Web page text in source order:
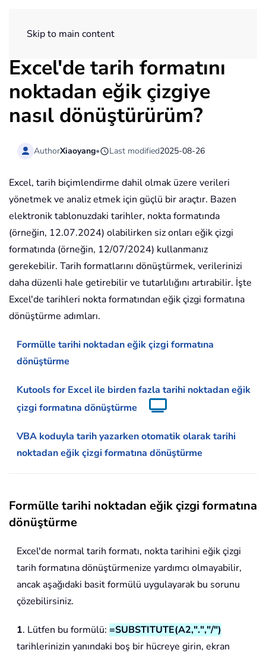
Skip to main content
Excel'de tarih formatını
noktadan eğik çizgiye
nasıl dönüştürürüm?
AuthorXiaoyang• Last modified2025-08-26
Excel, tarih biçimlendirme dahil olmak üzere verileri
yönetmek ve analiz etmek için güçlü bir araçtır. Bazen
elektronik tablonuzdaki tarihler, nokta formatında
(örneğin, 12.07.2024) olabilirken siz onları eğik çizgi
formatında (örneğin, 12/07/2024) kullanmanız
gerekebilir. Tarih formatlarını dönüştürmek, verilerinizi
daha düzenli hale getirebilir ve tutarlılığını artırabilir. İşte
Excel'de tarihleri nokta formatından eğik çizgi formatına
dönüştürme adımları.
Formülle tarihi noktadan eğik çizgi formatına
dönüştürme
Kutools for Excel ile birden fazla tarihi noktadan eğik
çizgi formatına dönüştürme
VBA koduyla tarih yazarken otomatik olarak tarihi
noktadan eğik çizgi formatına dönüştürme
Formülle tarihi noktadan eğik çizgi formatına
dönüştürme
Excel'de normal tarih formatı, nokta tarihini eğik çizgi
tarih formatına dönüştürmenize yardımcı olmayabilir,
ancak aşağıdaki basit formülü uygulayarak bu sorunu
çözebilirsiniz.
1. Lütfen bu formülü: =SUBSTITUTE(A2,".","/")
tarihlerinizin yanındaki boş bir hücreye girin, ekran